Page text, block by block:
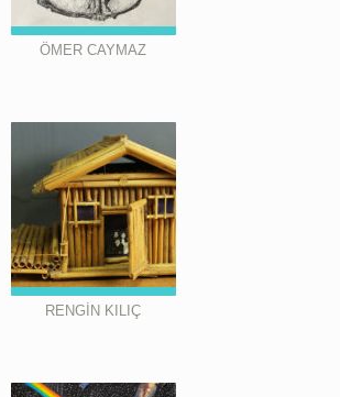
ÖMER CAYMAZ
RENGİN KILIÇ